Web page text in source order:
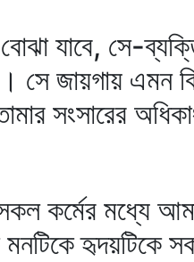
যাবে, সে-
সে জায়গায় এমন
সংসারের
কর্মের মধ্যে
হৃদয়টিকে